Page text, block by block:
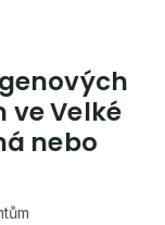
ve Velké
nebo